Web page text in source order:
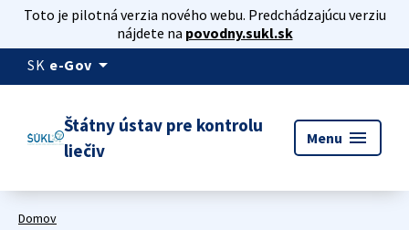
Toto je pilotná verzia nového webu. Predchádzajúcu verziu
nájdete na povodny.sukl.sk
SK e-Gov arrow_drop_down
Štátny ústav pre kontrolu
liečiv
Menu menu
Domov